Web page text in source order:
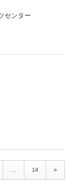
センター
14 »